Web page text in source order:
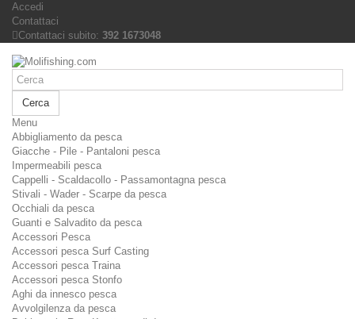
Accedi
Contattaci
Contattaci subito: 392 1673048
Cerca
Menu
Abbigliamento da pesca
Giacche - Pile - Pantaloni pesca
Impermeabili pesca
Cappelli - Scaldacollo - Passamontagna pesca
Stivali - Wader - Scarpe da pesca
Occhiali da pesca
Guanti e Salvadito da pesca
Accessori Pesca
Accessori pesca Surf Casting
Accessori pesca Traina
Accessori pesca Stonfo
Aghi da innesco pesca
Avvolgilenza da pesca